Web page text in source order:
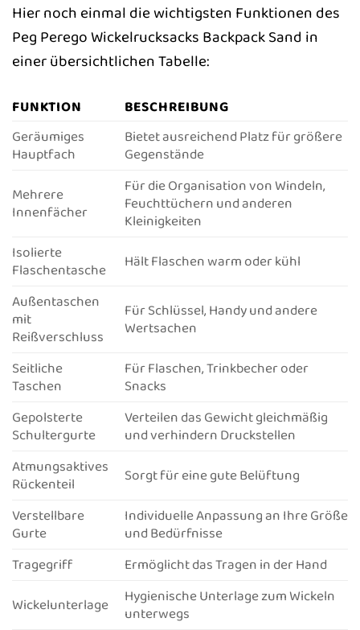
Hier noch einmal die wichtigsten Funktionen des
Peg Perego Wickelrucksacks Backpack Sand in
einer übersichtlichen Tabelle:
FUNKTION
BESCHREIBUNG
Geräumiges
Hauptfach
Bietet ausreichend Platz für größere
Gegenstände
Mehrere
Innenfächer
Für die Organisation von Windeln,
Feuchttüchern und anderen
Kleinigkeiten
Isolierte
Flaschentasche
Hält Flaschen warm oder kühl
Außentaschen
mit
Reißverschluss
Für Schlüssel, Handy und andere
Wertsachen
Seitliche
Taschen
Für Flaschen, Trinkbecher oder
Snacks
Gepolsterte
Schultergurte
Verteilen das Gewicht gleichmäßig
und verhindern Druckstellen
Atmungsaktives
Rückenteil
Sorgt für eine gute Belüftung
Verstellbare
Gurte
Individuelle Anpassung an Ihre Größe
und Bedürfnisse
Tragegriff
Ermöglicht das Tragen in der Hand
Wickelunterlage
Hygienische Unterlage zum Wickeln
unterwegs